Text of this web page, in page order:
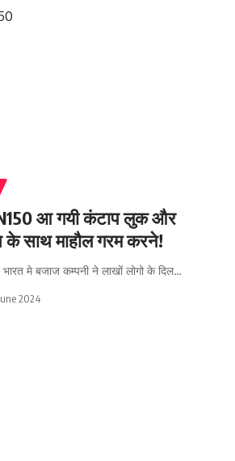
आ गयी कंटाप लुक और
के साथ माहौल गरम करने!
मे बजाज कम्पनी ने लाखों लोगो के दिल…
2024